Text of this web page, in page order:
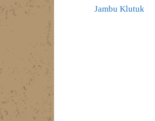
Jambu Klutuk